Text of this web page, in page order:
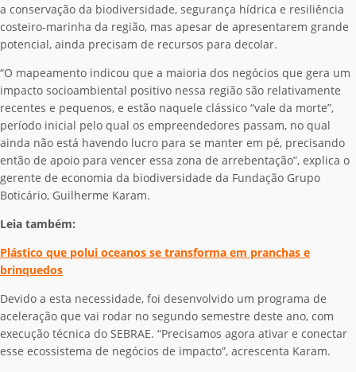
a conservação da biodiversidade, segurança hídrica e resiliência
costeiro-marinha da região, mas apesar de apresentarem grande
potencial, ainda precisam de recursos para decolar.
“O mapeamento indicou que a maioria dos negócios que gera um
impacto socioambiental positivo nessa região são relativamente
recentes e pequenos, e estão naquele clássico “vale da morte”,
período inicial pelo qual os empreendedores passam, no qual
ainda não está havendo lucro para se manter em pé, precisando
então de apoio para vencer essa zona de arrebentação”, explica o
gerente de economia da biodiversidade da Fundação Grupo
Boticário, Guilherme Karam.
Leia também:
Plástico que polui oceanos se transforma em pranchas e
brinquedos
Devido a esta necessidade, foi desenvolvido um programa de
aceleração que vai rodar no segundo semestre deste ano, com
execução técnica do SEBRAE. “Precisamos agora ativar e conectar
esse ecossistema de negócios de impacto”, acrescenta Karam.